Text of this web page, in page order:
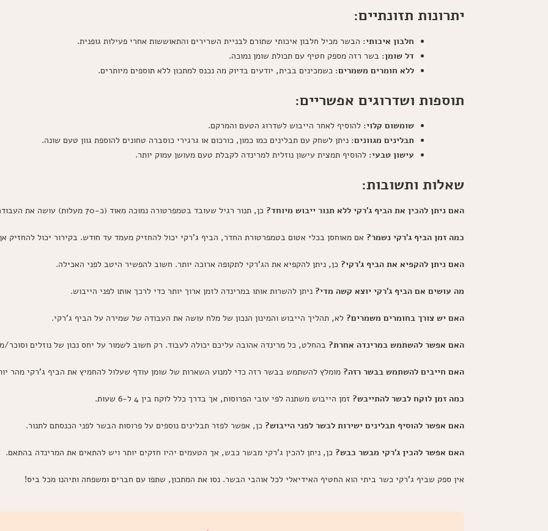
יתרונות תזונתיים:
חלבון איכותי: הבשר מכיל חלבון איכותי שתורם לבניית השרירים והתאוששות אחרי פעילות גופנית.
דל שומן: בשר רזה מספק חטיף עם תכולת שומן נמוכה.
ללא חומרים משמרים: כשמכינים בבית, יודעים בדיוק מה נכנס למתכון ללא תוספים מיותרים.
תוספות ושדרוגים אפשריים:
שומשום קלוי: להוסיף לאחר הייבוש לשדרוג הטעם והמרקם.
תבלינים מגוונים: ניתן לשחק עם תבלינים כמו כמון, כורכום או גרגירי כוסברה טחונים להוספת גוון טעם שונה.
עישון טבעי: להוסיף תמצית עישון נוזלית למרינדה לקבלת טעם מעושן עמוק יותר.
שאלות ותשובות:
האם ניתן להכין את הביף ג'רקי ללא תנור ייבוש מיוחד? כן, תנור רגיל שעובד בטמפרטורה נמוכה מאוד (כ-70 מעלות) עושה את העבודה נהדר.
כמה זמן הביף ג'רקי נשמר? אם מאוחסן בכלי אטום בטמפרטורת החדר, הביף ג'רקי יכול להחזיק מעמד עד חודש. בקירור יכול להחזיק
האם ניתן להקפיא את הביף ג'רקי? כן, ניתן להקפיא את הג'רקי לתקופה ארוכה יותר. חשוב להפשיר היטב לפני האכילה.
מה עושים אם הביף ג'רקי יוצא קשה מדי? ניתן להשרות אותו במרינדה לזמן ארוך יותר כדי לרכך אותו לפני הייבוש.
האם יש צורך בחומרים משמרים? לא, תהליך הייבוש והמינון הנכון של מלח עושה את העבודה של שמירה על הביף ג'רקי.
האם אפשר להשתמש במרינדה אחרת? בהחלט, כל מרינדה אהובה עליכם יכולה לעבוד. רק חשוב לשמור על יחס נכון של נוזלים וסוכר/
האם חייבים להשתמש בבשר רזה? מומלץ להשתמש בבשר רזה כדי למנוע השארות של שומן עודף שעלול להחמיץ את הביף ג'רקי מהר
כמה זמן לוקח לבשר להתייבש? זמן הייבוש משתנה לפי עובי הפרוסות, אך בדרך כלל לוקח בין 4 ל-6 שעות.
האם אפשר להוסיף תבלינים ישירות לבשר לפני הייבוש? כן, אפשר לפזר תבלינים נוספים על פרוסות הבשר לפני הכנסתם לתנור.
האם אפשר להכין ג'רקי מבשר כבש? כן, ניתן להכין ג'רקי מבשר כבש, אך הטעמים יהיו חזקים יותר ויש להתאים את המרינדה בהתאם.
אין ספק שביף ג'רקי כשר ביתי הוא החטיף האידיאלי לכל אוהבי הבשר. נסו את המתכון, שתפו עם חברים ומשפחה ותיהנו מכל ביס!